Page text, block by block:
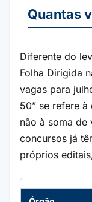
Quantas
Diferente do
Folha Dirigida
vagas para
50” se refere
não à soma de
concursos já
próprios